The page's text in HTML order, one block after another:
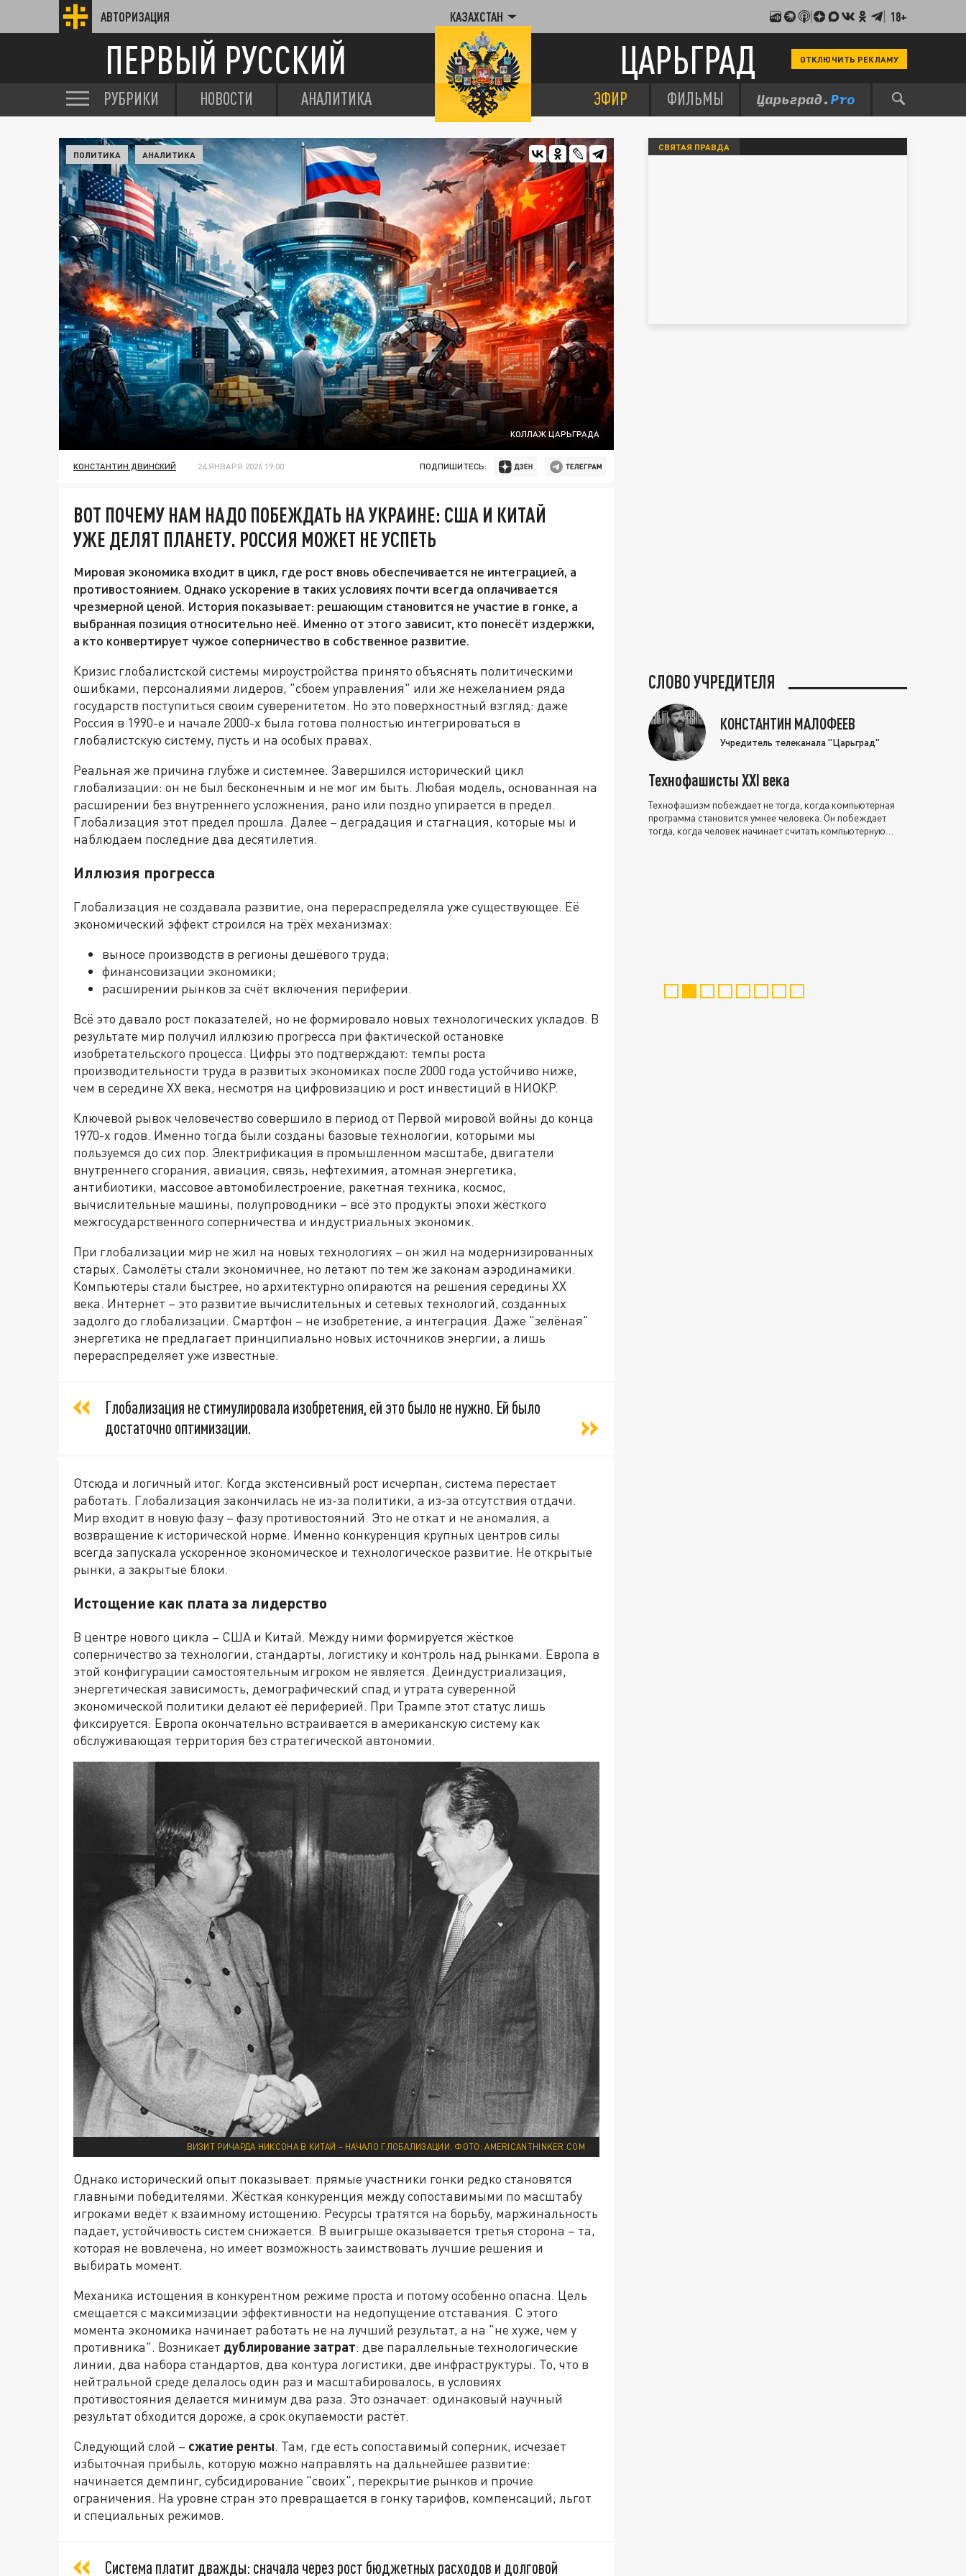
АВТОРИЗАЦИЯ КАЗАХСТАН 18+
ПЕРВЫЙ РУССКИЙ ЦАРЬГРАД ОТКЛЮЧИТЬ РЕКЛАМУ
РУБРИКИ НОВОСТИ АНАЛИТИКА ЭФИР ФИЛЬМЫ
КОЛЛАЖ ЦАРЬГРАДА
ПОЛИТИКА АНАЛИТИКА
КОНСТАНТИН ДВИНСКИЙ 24 ЯНВАРЯ 2026 19:00 ПОДПИШИТЕСЬ:
ВОТ ПОЧЕМУ НАМ НАДО ПОБЕЖДАТЬ НА УКРАИНЕ: США И КИТАЙ
УЖЕ ДЕЛЯТ ПЛАНЕТУ. РОССИЯ МОЖЕТ НЕ УСПЕТЬ
Мировая экономика входит в цикл, где рост вновь обеспечивается не интеграцией, а
противостоянием. Однако ускорение в таких условиях почти всегда оплачивается
чрезмерной ценой. История показывает: решающим становится не участие в гонке, а
выбранная позиция относительно неё. Именно от этого зависит, кто понесёт издержки,
а кто конвертирует чужое соперничество в собственное развитие.
Кризис глобалистской системы мироустройства принято объяснять политическими
ошибками, персоналиями лидеров, "сбоем управления" или же нежеланием ряда
государств поступиться своим суверенитетом. Но это поверхностный взгляд: даже
Россия в 1990-е и начале 2000-х была готова полностью интегрироваться в
глобалистскую систему, пусть и на особых правах.
Реальная же причина глубже и системнее. Завершился исторический цикл
глобализации: он не был бесконечным и не мог им быть. Любая модель, основанная на
расширении без внутреннего усложнения, рано или поздно упирается в предел.
Глобализация этот предел прошла. Далее – деградация и стагнация, которые мы и
наблюдаем последние два десятилетия.
Иллюзия прогресса
Глобализация не создавала развитие, она перераспределяла уже существующее. Её
экономический эффект строился на трёх механизмах:
выносе производств в регионы дешёвого труда;
финансовизации экономики;
расширении рынков за счёт включения периферии.
Всё это давало рост показателей, но не формировало новых технологических укладов. В
результате мир получил иллюзию прогресса при фактической остановке
изобретательского процесса. Цифры это подтверждают: темпы роста
производительности труда в развитых экономиках после 2000 года устойчиво ниже,
чем в середине XX века, несмотря на цифровизацию и рост инвестиций в НИОКР.
Ключевой рывок человечество совершило в период от Первой мировой войны до конца
1970-х годов. Именно тогда были созданы базовые технологии, которыми мы
пользуемся до сих пор. Электрификация в промышленном масштабе, двигатели
внутреннего сгорания, авиация, связь, нефтехимия, атомная энергетика,
антибиотики, массовое автомобилестроение, ракетная техника, космос,
вычислительные машины, полупроводники – всё это продукты эпохи жёсткого
межгосударственного соперничества и индустриальных экономик.
При глобализации мир не жил на новых технологиях – он жил на модернизированных
старых. Самолёты стали экономичнее, но летают по тем же законам аэродинамики.
Компьютеры стали быстрее, но архитектурно опираются на решения середины XX
века. Интернет – это развитие вычислительных и сетевых технологий, созданных
задолго до глобализации. Смартфон – не изобретение, а интеграция. Даже "зелёная"
энергетика не предлагает принципиально новых источников энергии, а лишь
перераспределяет уже известные.
Глобализация не стимулировала изобретения, ей это было не нужно. Ей было
достаточно оптимизации.
Отсюда и логичный итог. Когда экстенсивный рост исчерпан, система перестает
работать. Глобализация закончилась не из-за политики, а из-за отсутствия отдачи.
Мир входит в новую фазу – фазу противостояний. Это не откат и не аномалия, а
возвращение к исторической норме. Именно конкуренция крупных центров силы
всегда запускала ускоренное экономическое и технологическое развитие. Не открытые
рынки, а закрытые блоки.
Истощение как плата за лидерство
В центре нового цикла – США и Китай. Между ними формируется жёсткое
соперничество за технологии, стандарты, логистику и контроль над рынками. Европа в
этой конфигурации самостоятельным игроком не является. Деиндустриализация,
энергетическая зависимость, демографический спад и утрата суверенной
экономической политики делают её периферией. При Трампе этот статус лишь
фиксируется: Европа окончательно встраивается в американскую систему как
обслуживающая территория без стратегической автономии.
ВИЗИТ РИЧАРДА НИКСОНА В КИТАЙ – НАЧАЛО ГЛОБАЛИЗАЦИИ. ФОТО: AMERICANTHINKER.COM
Однако исторический опыт показывает: прямые участники гонки редко становятся
главными победителями. Жёсткая конкуренция между сопоставимыми по масштабу
игроками ведёт к взаимному истощению. Ресурсы тратятся на борьбу, маржинальность
падает, устойчивость систем снижается. В выигрыше оказывается третья сторона – та,
которая не вовлечена, но имеет возможность заимствовать лучшие решения и
выбирать момент.
Механика истощения в конкурентном режиме проста и потому особенно опасна. Цель
смещается с максимизации эффективности на недопущение отставания. С этого
момента экономика начинает работать не на лучший результат, а на "не хуже, чем у
противника". Возникает дублирование затрат: две параллельные технологические
линии, два набора стандартов, два контура логистики, две инфраструктуры. То, что в
нейтральной среде делалось один раз и масштабировалось, в условиях
противостояния делается минимум два раза. Это означает: одинаковый научный
результат обходится дороже, а срок окупаемости растёт.
Следующий слой – сжатие ренты. Там, где есть сопоставимый соперник, исчезает
избыточная прибыль, которую можно направлять на дальнейшее развитие:
начинается демпинг, субсидирование "своих", перекрытие рынков и прочие
ограничения. На уровне стран это превращается в гонку тарифов, компенсаций, льгот
и специальных режимов.
Система платит дважды: сначала через рост бюджетных расходов и долговой
СВЯТАЯ ПРАВДА
СЛОВО УЧРЕДИТЕЛЯ
КОНСТАНТИН МАЛОФЕЕВ
Учредитель телеканала "Царьград"
Технофашисты XXI века
Технофашизм побеждает не тогда, когда компьютерная
программа становится умнее человека. Он побеждает
тогда, когда человек начинает считать компьютерную